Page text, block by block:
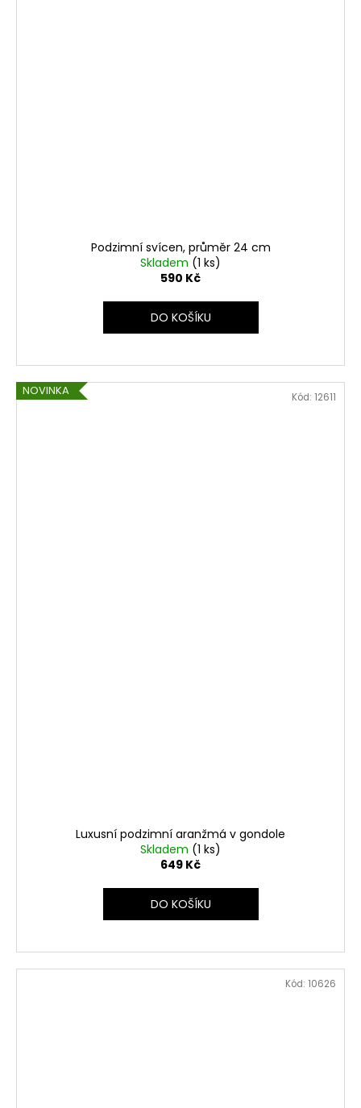
Podzimní svícen, průměr 24 cm
Skladem (1 ks)
590 Kč
DO KOŠÍKU
NOVINKA
Luxusní podzimní aranžmá v gondole
Skladem (1 ks)
649 Kč
DO KOŠÍKU
Kód: 12611
Kód: 10626